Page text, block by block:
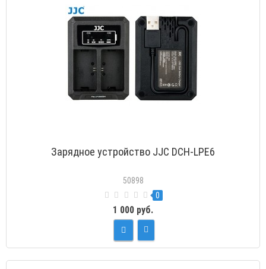
Зарядное устройство JJC DCH-LPE6
50898
0
1 000 руб.